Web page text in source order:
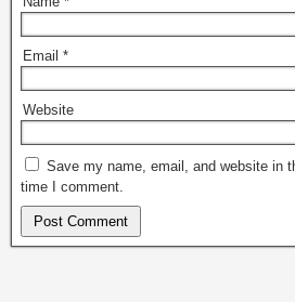
Email *
Website
Save my name, email, and website in
time I comment.